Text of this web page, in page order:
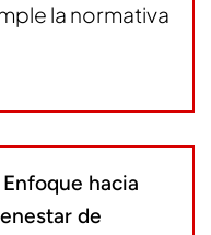
la normativa
hacia
de